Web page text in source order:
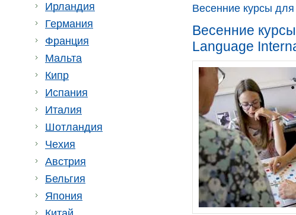
Ирландия
Германия
Франция
Мальта
Кипр
Испания
Италия
Шотландия
Чехия
Австрия
Бельгия
Япония
Весенние курсы для
Весенние
Language